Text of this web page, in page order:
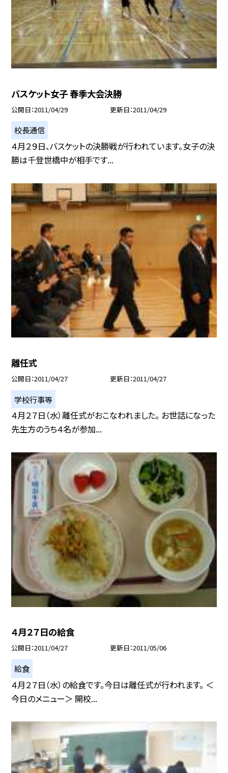
バスケット女子 春季大会決勝
公開日 2011/04/29 更新日 2011/04/29
校長通信
４月２９日、バスケットの決勝戦が行われています。女子の決
勝は千登世橋中が相手です...
離任式
公開日 2011/04/27 更新日 2011/04/27
学校行事等
４月２７日（水）離任式がおこなわれました。 お世話になった
先生方のうち４名が参加...
４月２７日の給食
公開日 2011/04/27 更新日 2011/05/06
給食
４月２７日（水）の給食です。今日は離任式が行われます。 ＜
今日のメニュー＞ 開校...